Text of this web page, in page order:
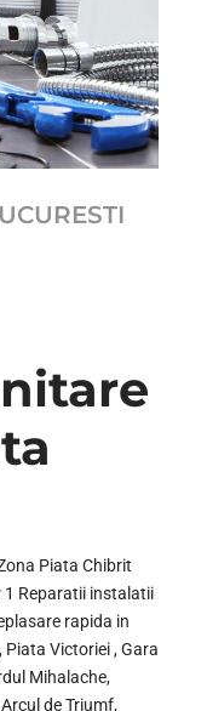
Piata Chibrit
Reparatii instalatii
rapida in
Victoriei , Gara
Mihalache,
de Triumf,